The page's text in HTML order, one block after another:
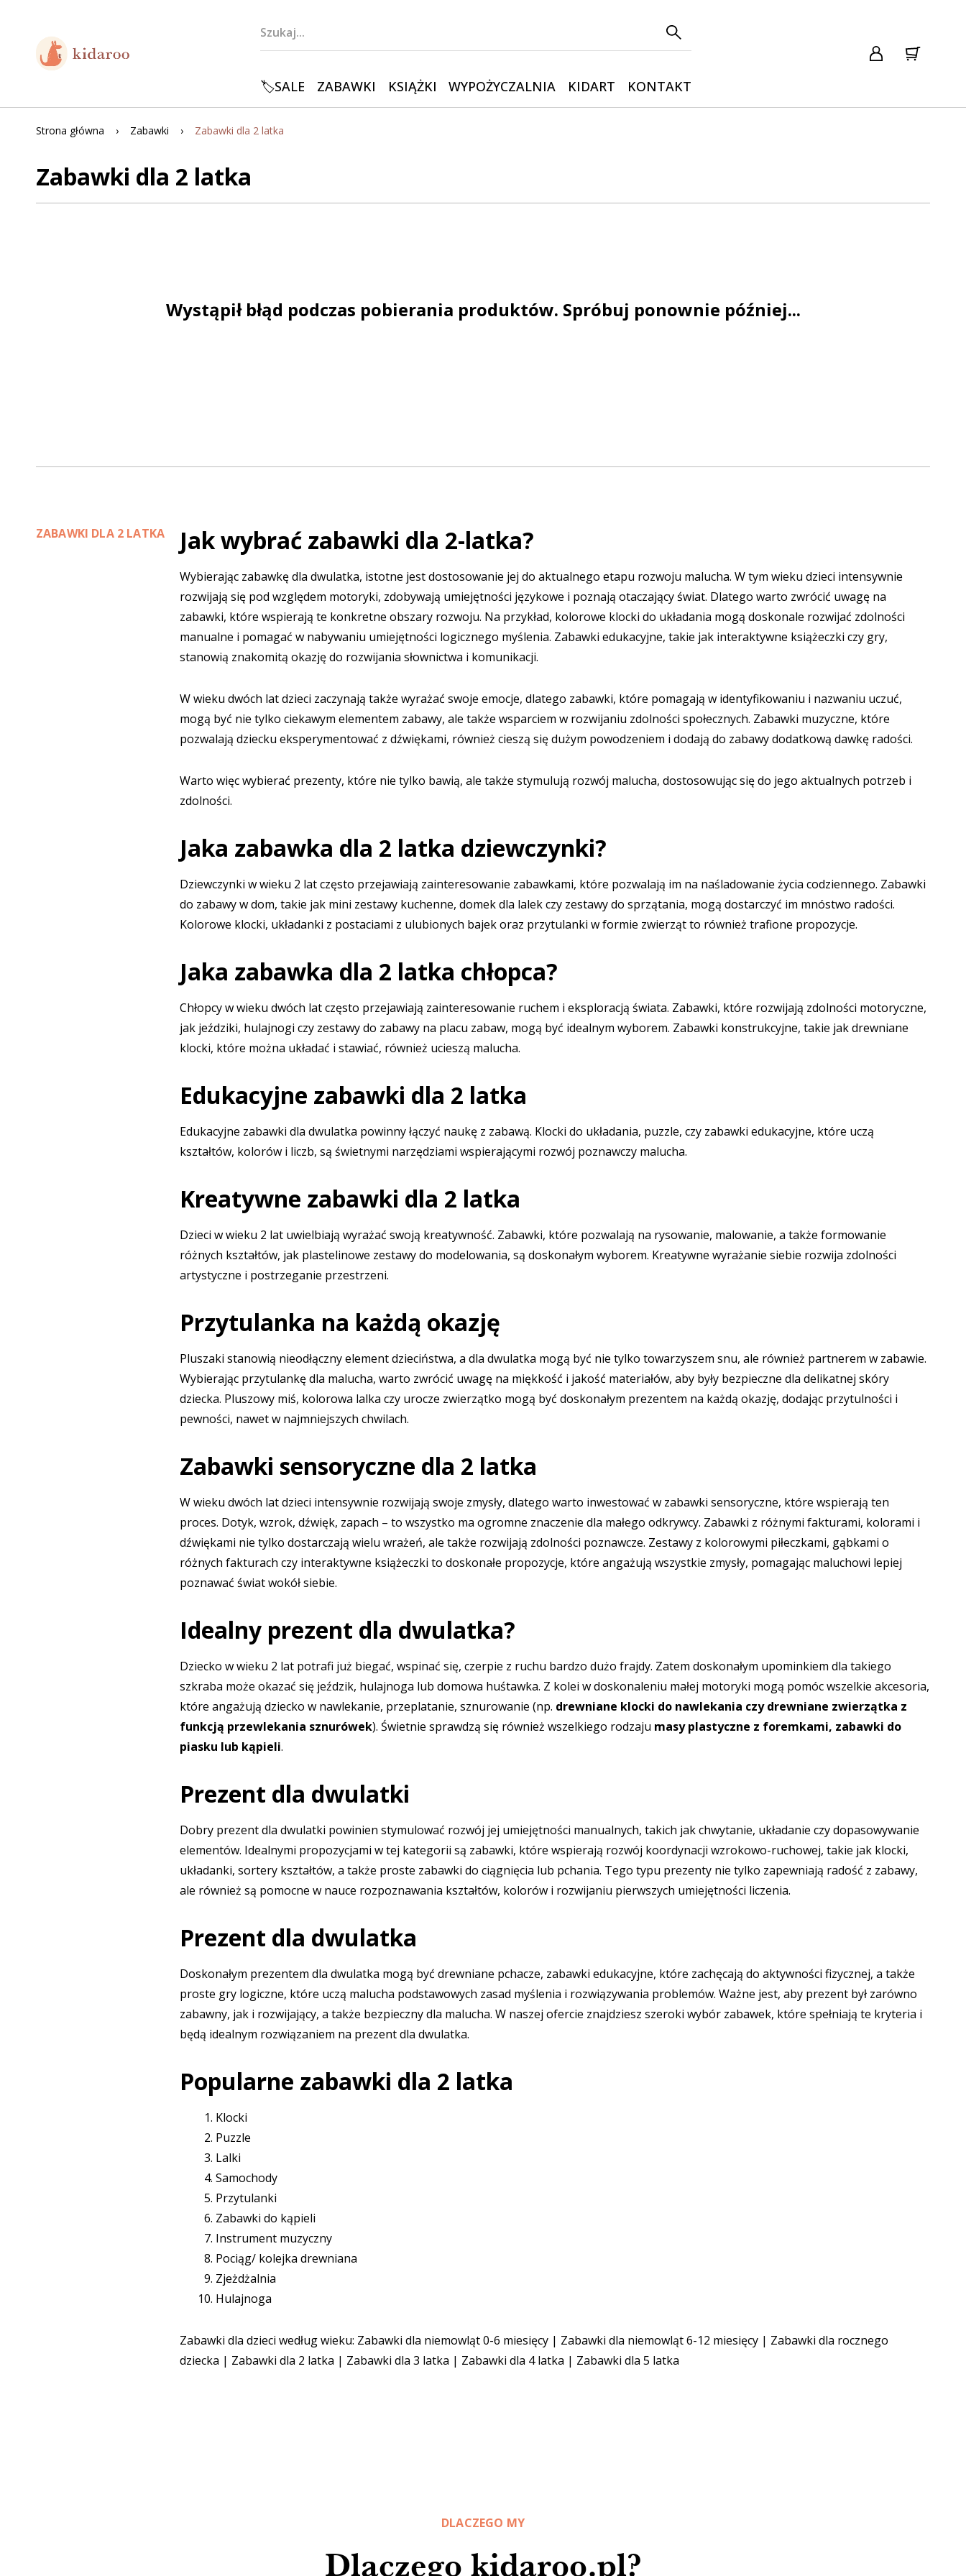
🏷️SALE ZABAWKI KSIĄŻKI WYPOŻYCZALNIA KIDART KONTAKT
Strona główna Zabawki Zabawki dla 2 latka
Zabawki dla 2 latka
Wystąpił błąd podczas pobierania produktów. Spróbuj ponownie później...
ZABAWKI DLA 2 LATKA Jak wybrać zabawki dla 2-latka?
Wybierając zabawkę dla dwulatka, istotne jest dostosowanie jej do aktualnego etapu rozwoju malucha. W tym wieku dzieci intensywnie
rozwijają się pod względem motoryki, zdobywają umiejętności językowe i poznają otaczający świat. Dlatego warto zwrócić uwagę na
zabawki, które wspierają te konkretne obszary rozwoju. Na przykład, kolorowe klocki do układania mogą doskonale rozwijać zdolności
manualne i pomagać w nabywaniu umiejętności logicznego myślenia. Zabawki edukacyjne, takie jak interaktywne książeczki czy gry,
stanowią znakomitą okazję do rozwijania słownictwa i komunikacji.
W wieku dwóch lat dzieci zaczynają także wyrażać swoje emocje, dlatego zabawki, które pomagają w identyfikowaniu i nazwaniu uczuć,
mogą być nie tylko ciekawym elementem zabawy, ale także wsparciem w rozwijaniu zdolności społecznych. Zabawki muzyczne, które
pozwalają dziecku eksperymentować z dźwiękami, również cieszą się dużym powodzeniem i dodają do zabawy dodatkową dawkę radości.
Warto więc wybierać prezenty, które nie tylko bawią, ale także stymulują rozwój malucha, dostosowując się do jego aktualnych potrzeb i
zdolności.
Jaka zabawka dla 2 latka dziewczynki?
Dziewczynki w wieku 2 lat często przejawiają zainteresowanie zabawkami, które pozwalają im na naśladowanie życia codziennego. Zabawki
do zabawy w dom, takie jak mini zestawy kuchenne, domek dla lalek czy zestawy do sprzątania, mogą dostarczyć im mnóstwo radości.
Kolorowe klocki, układanki z postaciami z ulubionych bajek oraz przytulanki w formie zwierząt to również trafione propozycje.
Jaka zabawka dla 2 latka chłopca?
Chłopcy w wieku dwóch lat często przejawiają zainteresowanie ruchem i eksploracją świata. Zabawki, które rozwijają zdolności motoryczne,
jak jeździki, hulajnogi czy zestawy do zabawy na placu zabaw, mogą być idealnym wyborem. Zabawki konstrukcyjne, takie jak drewniane
klocki, które można układać i stawiać, również ucieszą malucha.
Edukacyjne zabawki dla 2 latka
Edukacyjne zabawki dla dwulatka powinny łączyć naukę z zabawą. Klocki do układania, puzzle, czy zabawki edukacyjne, które uczą
kształtów, kolorów i liczb, są świetnymi narzędziami wspierającymi rozwój poznawczy malucha.
Kreatywne zabawki dla 2 latka
Dzieci w wieku 2 lat uwielbiają wyrażać swoją kreatywność. Zabawki, które pozwalają na rysowanie, malowanie, a także formowanie
różnych kształtów, jak plastelinowe zestawy do modelowania, są doskonałym wyborem. Kreatywne wyrażanie siebie rozwija zdolności
artystyczne i postrzeganie przestrzeni.
Przytulanka na każdą okazję
Pluszaki stanowią nieodłączny element dzieciństwa, a dla dwulatka mogą być nie tylko towarzyszem snu, ale również partnerem w zabawie.
Wybierając przytulankę dla malucha, warto zwrócić uwagę na miękkość i jakość materiałów, aby były bezpieczne dla delikatnej skóry
dziecka. Pluszowy miś, kolorowa lalka czy urocze zwierzątko mogą być doskonałym prezentem na każdą okazję, dodając przytulności i
pewności, nawet w najmniejszych chwilach.
Zabawki sensoryczne dla 2 latka
W wieku dwóch lat dzieci intensywnie rozwijają swoje zmysły, dlatego warto inwestować w zabawki sensoryczne, które wspierają ten
proces. Dotyk, wzrok, dźwięk, zapach – to wszystko ma ogromne znaczenie dla małego odkrywcy. Zabawki z różnymi fakturami, kolorami i
dźwiękami nie tylko dostarczają wielu wrażeń, ale także rozwijają zdolności poznawcze. Zestawy z kolorowymi piłeczkami, gąbkami o
różnych fakturach czy interaktywne książeczki to doskonałe propozycje, które angażują wszystkie zmysły, pomagając maluchowi lepiej
poznawać świat wokół siebie.
Idealny prezent dla dwulatka?
Dziecko w wieku 2 lat potrafi już biegać, wspinać się, czerpie z ruchu bardzo dużo frajdy. Zatem doskonałym upominkiem dla takiego
szkraba może okazać się jeździk, hulajnoga lub domowa huśtawka. Z kolei w doskonaleniu małej motoryki mogą pomóc wszelkie akcesoria,
które angażują dziecko w nawlekanie, przeplatanie, sznurowanie (np. drewniane klocki do nawlekania czy drewniane zwierzątka z
funkcją przewlekania sznurówek). Świetnie sprawdzą się również wszelkiego rodzaju masy plastyczne z foremkami, zabawki do
piasku lub kąpieli.
Prezent dla dwulatki
Dobry prezent dla dwulatki powinien stymulować rozwój jej umiejętności manualnych, takich jak chwytanie, układanie czy dopasowywanie
elementów. Idealnymi propozycjami w tej kategorii są zabawki, które wspierają rozwój koordynacji wzrokowo-ruchowej, takie jak klocki,
układanki, sortery kształtów, a także proste zabawki do ciągnięcia lub pchania. Tego typu prezenty nie tylko zapewniają radość z zabawy,
ale również są pomocne w nauce rozpoznawania kształtów, kolorów i rozwijaniu pierwszych umiejętności liczenia.
Prezent dla dwulatka
Doskonałym prezentem dla dwulatka mogą być drewniane pchacze, zabawki edukacyjne, które zachęcają do aktywności fizycznej, a także
proste gry logiczne, które uczą malucha podstawowych zasad myślenia i rozwiązywania problemów. Ważne jest, aby prezent był zarówno
zabawny, jak i rozwijający, a także bezpieczny dla malucha. W naszej ofercie znajdziesz szeroki wybór zabawek, które spełniają te kryteria i
będą idealnym rozwiązaniem na prezent dla dwulatka.
Popularne zabawki dla 2 latka
Klocki
Puzzle
Lalki
Samochody
Przytulanki
Zabawki do kąpieli
Instrument muzyczny
Pociąg/ kolejka drewniana
Zjeżdżalnia
Hulajnoga
Zabawki dla dzieci według wieku: Zabawki dla niemowląt 0-6 miesięcy | Zabawki dla niemowląt 6-12 miesięcy | Zabawki dla rocznego
dziecka | Zabawki dla 2 latka | Zabawki dla 3 latka | Zabawki dla 4 latka | Zabawki dla 5 latka
Dlaczego kidaroo.pl?
DLACZEGO MY